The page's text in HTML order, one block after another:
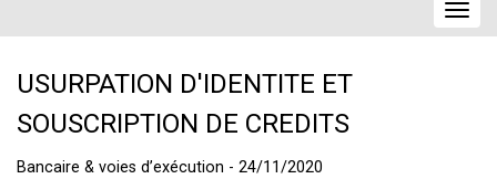
USURPATION D'IDENTITE ET
SOUSCRIPTION DE CREDITS
Bancaire & voies d’exécution - 24/11/2020